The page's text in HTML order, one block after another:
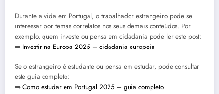
Durante a vida em Portugal, o trabalhador estrangeiro pode se
interessar por temas correlatos nos seus demais conteúdos. Por
exemplo, quem investe ou pensa em cidadania pode ler este post:
➡️ Investir na Europa 2025 – cidadania europeia
Se o estrangeiro é estudante ou pensa em estudar, pode consultar
este guia completo:
➡️ Como estudar em Portugal 2025 – guia completo